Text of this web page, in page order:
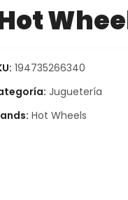
194735266340
Juguetería
Hot Wheels